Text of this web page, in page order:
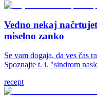
Vedno nekaj
miselno zanko
Se vam dogaja, da ves čas
Spoznajte t. i. "sindrom
recept